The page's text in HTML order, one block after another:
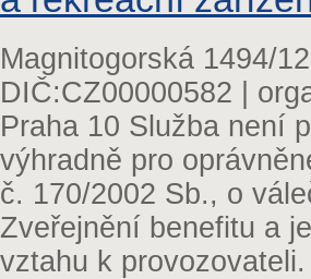
Magnitogorská 1494/
DIČ:CZ00000582 |
Praha 10 Služba není
výhradně pro
č. 170/2002 Sb., o
Zveřejnění benefitu a
vztahu k provozovateli.